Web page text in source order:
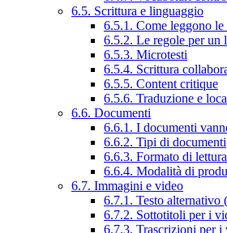
6.5. Scrittura e linguaggio
6.5.1. Come leggono le
6.5.2. Le regole per un
6.5.3. Microtesti
6.5.4. Scrittura
6.5.5. Content critique
6.5.6. Traduzione e
6.6. Documenti
6.6.1. I documenti
6.6.2. Tipi di documenti
6.6.3. Formato di
6.6.4. Modalità di
6.7. Immagini e video
6.7.1. Testo alternativo
6.7.2. Sottotitoli per i
6.7.3. Trascrizioni per i